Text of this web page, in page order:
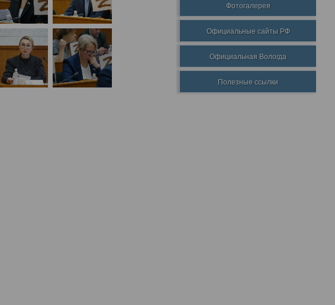
Фотогалерея
Официальные сайты РФ
Официальная Вологда
Полезные ссылки